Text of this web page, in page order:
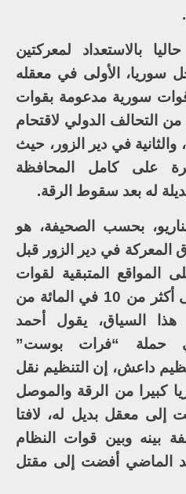
بالاستعداد لمعركتين
سوريا، الأولى في معقله
سورية مدعومة بقوات
التحالف الدولي لاقتحام
والثانية في دير الزور، حيث
على كامل المحافظة
له بعد سقوط الرقة.
بحسب الصحيفة، هو
المعركة في دير الزور قبل
المواقع المتبقية لقوات
الأسد التي لا تسيطر على أكثر من 10 في المائة من
السياق، يقول أحمد
حملة “فرات بوست”
داعش، إن التنظيم نقل
كبيرا من الرقة والموصل
إلى معقل بديل له، لافتا
بينه وبين قوات النظام
الماضي أفضت إلى مقتل